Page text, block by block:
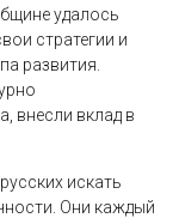
удалось
стратегии и
развития.
внесли вклад в
искать
Они каждый